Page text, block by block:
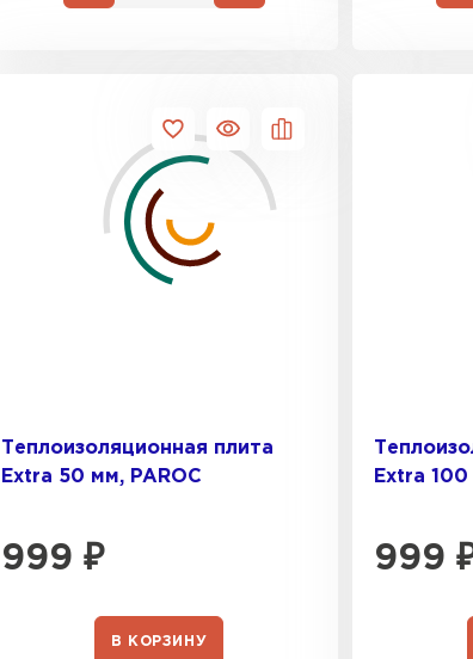
Теплоизоляционная плита
Extra 50 мм, PAROC
999 ₽
В КОРЗИНУ
Extra 100
999